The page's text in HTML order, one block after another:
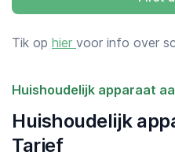
Tik op hier voor info over
Huishoudelijk apparaat
Huishoudelijk
Tarief